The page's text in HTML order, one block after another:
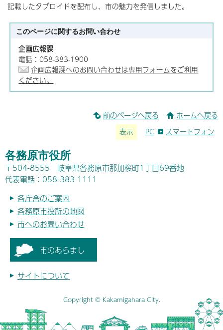
記載したタブロイドを配布し、市の魅力を発信しました。
このページに関するお問い合わせ
企画広報課
電話：058-383-1900
企画広報課へのお問い合わせは専用フォームをご利用
ください。
前のページへ戻る ホームへ戻る
表示 PC スマートフォン
各務原市役所
〒504-8555 岐阜県各務原市那加桜町1丁目69番地
代表電話：058-383-1111
各庁舎のご案内
各務原市役所の地図
市へのお問い合わせ
市のあらまし
サイトについて
Copyright © Kakamigahara City.